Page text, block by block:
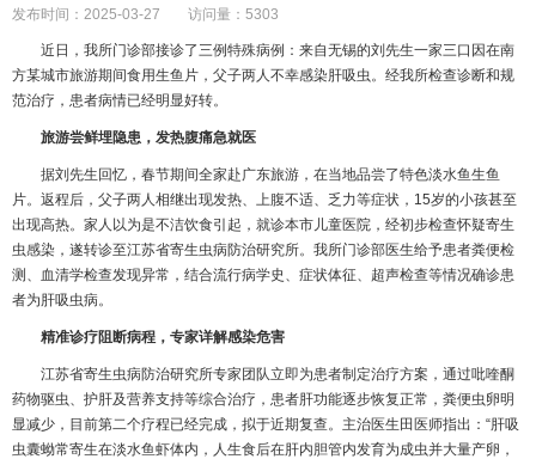
发布时间：2025-03-27
访问量：5303
近日，我所门诊部接诊了三例特殊病例：来自无锡的刘先生一家三口因在南
方某城市旅游期间食用生鱼片，父子两人不幸感染肝吸虫。经我所检查诊断和规
范治疗，患者病情已经明显好转。
旅游尝鲜埋隐患，发热腹痛急就医
据刘先生回忆，春节期间全家赴广东旅游，在当地品尝了特色淡水鱼生鱼
片。返程后，父子两人相继出现发热、上腹不适、乏力等症状，15岁的小孩甚至
出现高热。家人以为是不洁饮食引起，就诊本市儿童医院，经初步检查怀疑寄生
虫感染，遂转诊至江苏省寄生虫病防治研究所。我所门诊部医生给予患者粪便检
测、血清学检查发现异常，结合流行病学史、症状体征、超声检查等情况确诊患
者为肝吸虫病。
精准诊疗阻断病程，专家详解感染危害
江苏省寄生虫病防治研究所专家团队立即为患者制定治疗方案，通过吡喹酮
药物驱虫、护肝及营养支持等综合治疗，患者肝功能逐步恢复正常，粪便虫卵明
显减少，目前第二个疗程已经完成，拟于近期复查。主治医生田医师指出：“肝吸
虫囊蚴常寄生在淡水鱼虾体内，人生食后在肝内胆管内发育为成虫并大量产卵，